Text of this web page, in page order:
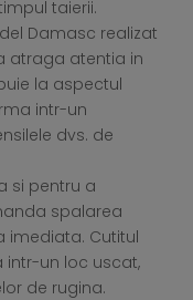
taierii.
Damasc realizat
atraga atentia in
la aspectul
intr-un
dvs. de
si pentru a
spalarea
imediata. Cutitul
un loc uscat,
de rugina.